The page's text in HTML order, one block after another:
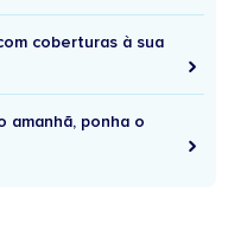
coberturas à sua
amanhã, ponha o